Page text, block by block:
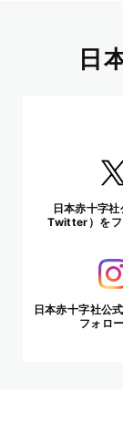
日
日本赤十字
Twitter）をフ
日本赤十字社公
フォロ